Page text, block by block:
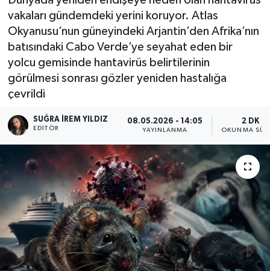
vakaları gündemdeki yerini koruyor. Atlas
Okyanusu’nun güneyindeki Arjantin’den Afrika’nın
batısındaki Cabo Verde’ye seyahat eden bir
yolcu gemisinde hantavirüs belirtilerinin
görülmesi sonrası gözler yeniden hastalığa
çevrildi
SUĞRA İREM YILDIZ
EDITÖR
08.05.2026 - 14:05
YAYINLANMA
2 DK
OKUNMA